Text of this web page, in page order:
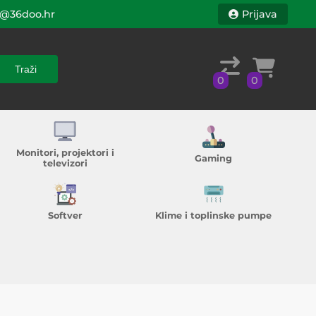
Traži
Prijava
Traži
0 0
Monitori, projektori i
televizori
Gaming
Softver Klime i toplinske pumpe